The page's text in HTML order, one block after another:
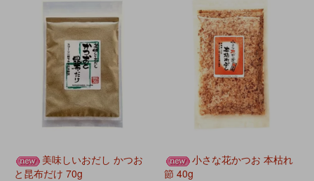
美味しいおだし かつお
と昆布だけ 70g
小さな花かつお 本枯れ
節 40g